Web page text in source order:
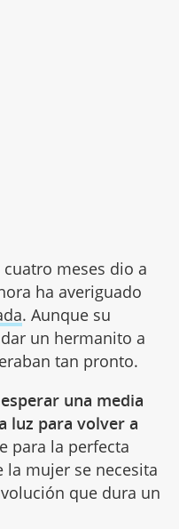
meses dio a
ha averiguado
. Aunque su
un hermanito a
tan pronto.
una media
luz para volver a
para la perfecta
la mujer se necesita
que dura un